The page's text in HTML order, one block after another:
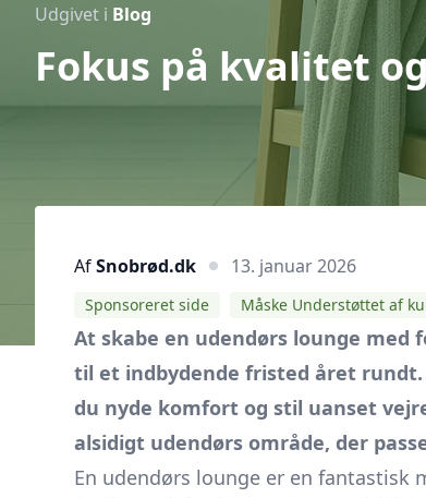
Udgivet i Blog
Fokus på kvalitet
AfSnobrød.dk 13. januar 2026
Sponsoreret side Måske Understøttet af
At skabe en udendørs lounge med
til et indbydende fristed året
du nyde komfort og stil uanset
alsidigt udendørs område, der
En udendørs lounge er en fantastisk